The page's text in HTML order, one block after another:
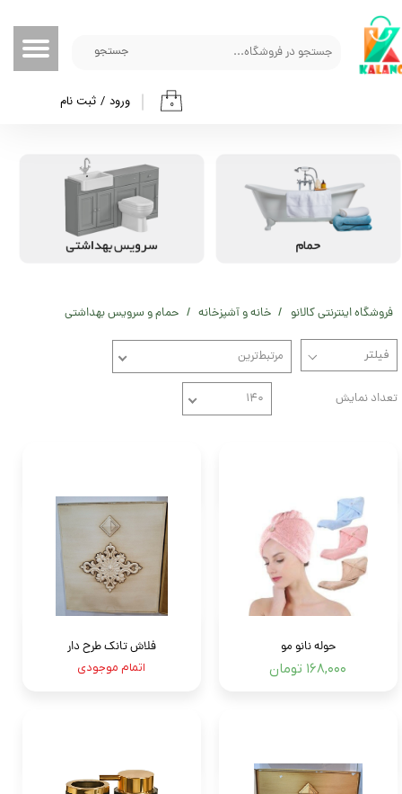
جستجو
۰ ورود / ثبت نام
حساب کاربری من
تغییر گذر واژه
فروشگاه اینترنتی کالانو خانه و آشپزخانه حمام و سرویس بهداشتی
مرتبط‌ترین
تعداد نمایش ۱۴۰
حوله نانو مو
۱۶۸,۰۰۰ تومان
فلاش تانک طرح دار
اتمام موجودی